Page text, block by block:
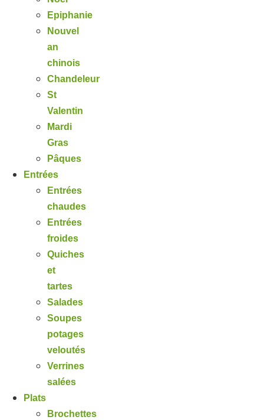
Epiphanie
Nouvel
an
chinois
Chandeleur
St
Valentin
Mardi
Gras
Pâques
Entrées
Entrées
chaudes
Entrées
froides
Quiches
et
tartes
Salades
Soupes
potages
veloutés
Verrines
salées
Plats
Brochettes